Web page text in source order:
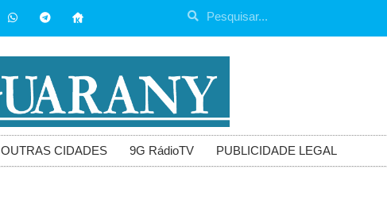
OUTRAS CIDADES 9G RádioTV PUBLICIDADE LEGAL